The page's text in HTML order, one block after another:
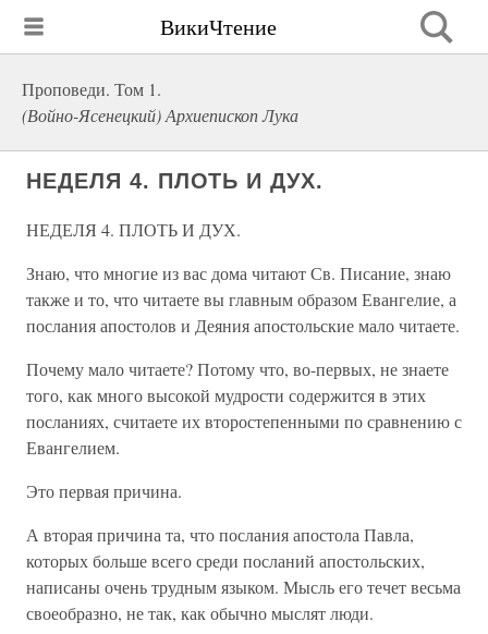
ВикиЧтение
Проповеди. Том 1.
(Войно-Ясенецкий) Архиепископ Лука
НЕДЕЛЯ 4. ПЛОТЬ И ДУХ.
НЕДЕЛЯ 4. ПЛОТЬ И ДУХ.
Знаю, что многие из вас дома читают Св. Писание, знаю
также и то, что читаете вы главным образом Евангелие, а
послания апостолов и Деяния апостольские мало читаете.
Почему мало читаете? Потому что, во-первых, не знаете
того, как много высокой мудрости содержится в этих
посланиях, считаете их второстепенными по сравнению с
Евангелием.
Это первая причина.
А вторая причина та, что послания апостола Павла,
которых больше всего среди посланий апостольских,
написаны очень трудным языком. Мысль его течет весьма
своеобразно, не так, как обычно мыслят люди.